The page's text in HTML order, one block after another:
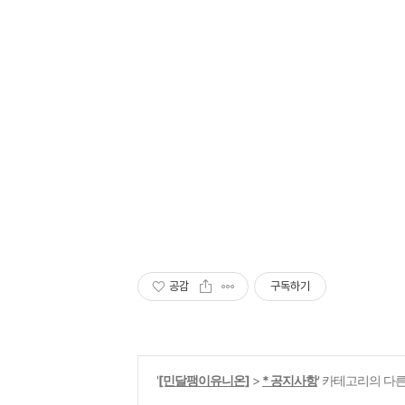
공감 구독하기
'[민달팽이유니온] > * 공지사항' 카테고리의 다